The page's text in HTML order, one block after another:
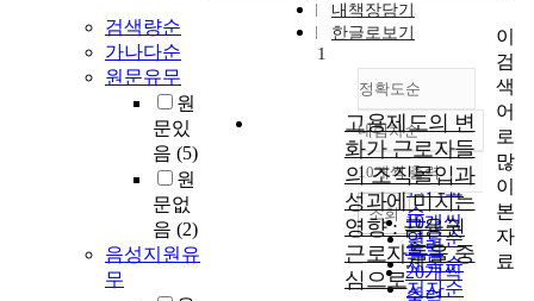
검색량순
가나다순
원문유무
원
문있
음 (5)
원
문없
음 (2)
음성지원유
무
내책장담기
한글로보기
정확도순
정확도
순
인기도
순
연도순
제목순
저자순
내림차순
내림차순
10개씩 출력
10개씩
출력
20개씩
조회
1
고용제도의 변
화가 근로자들
의 조직몰입과
성과에 미치는
영향 : 금융권
근로자들을 중
심으로
이
검
색
어
로
많
이
본
자
료